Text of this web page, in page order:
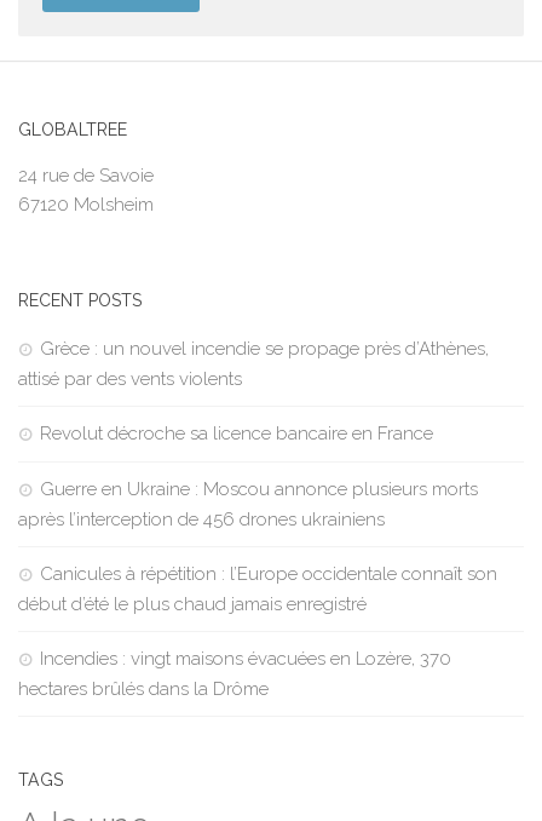
GLOBALTREE
24 rue de Savoie
67120 Molsheim
RECENT POSTS
Grèce : un nouvel incendie se propage près d’Athènes,
attisé par des vents violents
Revolut décroche sa licence bancaire en France
Guerre en Ukraine : Moscou annonce plusieurs morts
après l’interception de 456 drones ukrainiens
Canicules à répétition : l’Europe occidentale connaît son
début d’été le plus chaud jamais enregistré
Incendies : vingt maisons évacuées en Lozère, 370
hectares brûlés dans la Drôme
TAGS